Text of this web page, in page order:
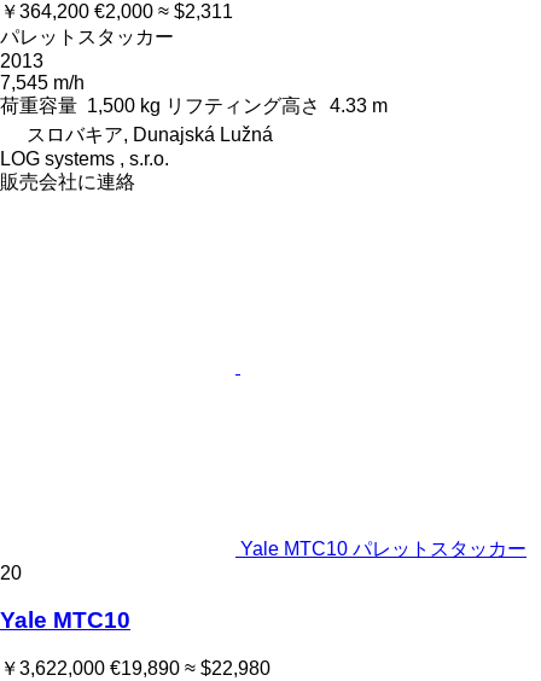
￥364,200 €2,000 ≈ $2,311
パレットスタッカー
2013
7,545 m/h
荷重容量 1,500 kg リフティング高さ
4.33 m
スロバキア, Dunajská Lužná
LOG systems , s.r.o.
販売会社に連絡
Yale MTC10 パレットスタッカー
20
Yale MTC10
￥3,622,000 €19,890 ≈ $22,980